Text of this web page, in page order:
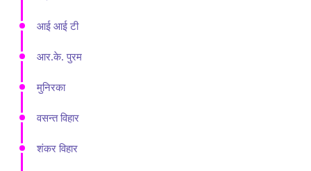
आई आई टी
आर.के. पुरम
मुनिरका
वसन्त विहार
शंकर विहार